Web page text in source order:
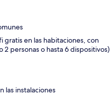
gratis en las habitaciones, con
2 personas o hasta 6 dispositivos)
las instalaciones